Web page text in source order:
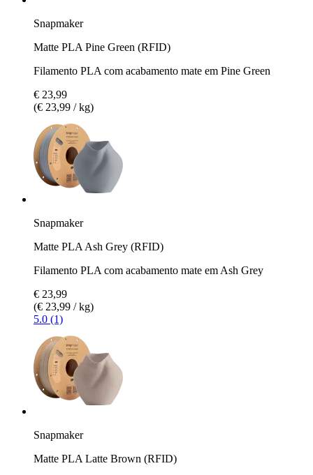
Snapmaker
Matte PLA Pine Green (RFID)
Filamento PLA com acabamento mate em Pine Green
€ 23,99
(€ 23,99 / kg)
Snapmaker
Matte PLA Ash Grey (RFID)
Filamento PLA com acabamento mate em Ash Grey
€ 23,99
(€ 23,99 / kg)
5.0 (1)
Snapmaker
Matte PLA Latte Brown (RFID)